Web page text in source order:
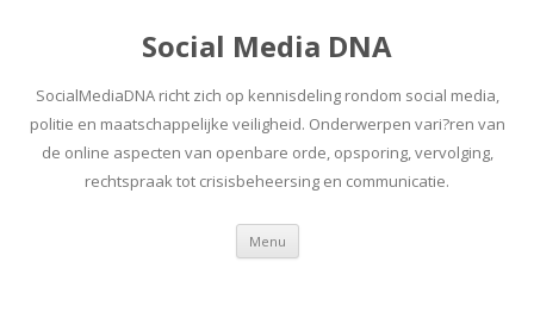
Social Media DNA
SocialMediaDNA richt zich op kennisdeling rondom social media,
politie en maatschappelijke veiligheid. Onderwerpen vari?ren van
de online aspecten van openbare orde, opsporing, vervolging,
rechtspraak tot crisisbeheersing en communicatie.
Menu Spring
inhoud